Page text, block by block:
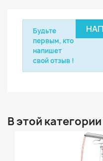
Будьте
первым, кто
напишет
свой отзыв !
В этой